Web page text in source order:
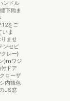
ンドル
下鋤ま
をご
いま
ませ
ンセピ
レー}
)mワジ
ドア
ローザ
内観色
JS窓